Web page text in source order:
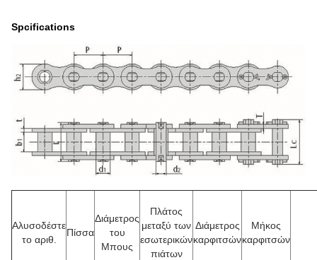
Spcifications
Αλυσοδέστε
το αριθ.
Πίσσα
Διάμετρος
του
Μπους
Πλάτος
μεταξύ των
εσωτερικών
πιάτων
Διάμετρος
καρφιτσών
Μήκος
καρφιτσών